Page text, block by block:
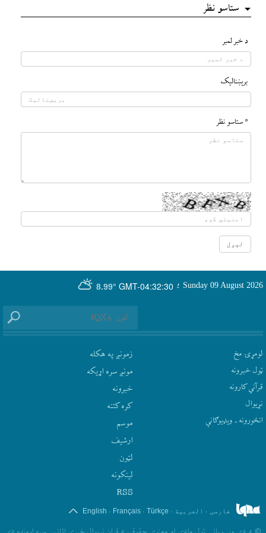
ستاسو نظر
د خبر لمبر
بريښناليک
* ستاسو نظر
GMT-04:32:30
8.99° Sunday 09 August 2026 ؛
لومړۍ مخ
ټول خبرونه
قرآني کارونه
نړيوال
انځورونه ـ ویډیوګانې
زمونږ په هکله
مونږ سره اړيکه
‫خبرونه
کره کتنه
موسم
ارشيف
لټون
لينکونه
RSS
فارسی . العربیة .
Türkçe
.
Français
.
English